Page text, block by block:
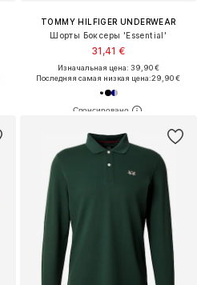
TOMMY HILFIGER UNDERWEAR
Шорты Боксеры 'Essential'
31,41 €
Изначальная цена: 39,90 €
Последняя самая низкая цена:29,90 €